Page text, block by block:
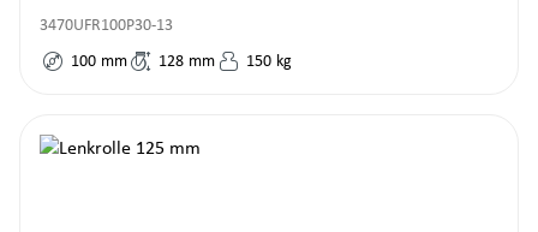
3470UFR100P30-13
100 mm 128 mm 150 kg